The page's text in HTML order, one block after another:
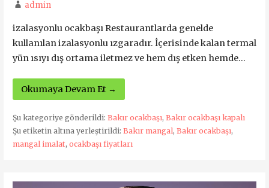
admin
izalasyonlu ocakbaşı Restaurantlarda genelde
kullanılan izalasyonlu ızgaradır. İçerisinde kalan termal
yün ısıyı dış ortama iletmez ve hem dış etken hemde…
Okumaya Devam Et →
Şu kategoriye gönderildi: Bakır ocakbaşı, Bakır ocakbaşı kapalı
Şu etiketin altına yerleştirildi: Bakır mangal, Bakır ocakbaşı,
mangal imalat, ocakbaşı fiyatları